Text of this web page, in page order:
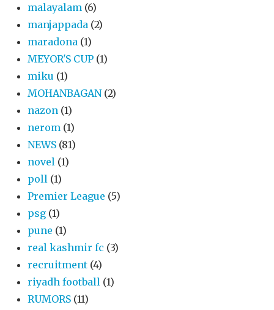
malayalam (6)
manjappada (2)
maradona (1)
MEYOR'S CUP (1)
miku (1)
MOHANBAGAN (2)
nazon (1)
nerom (1)
NEWS (81)
novel (1)
poll (1)
Premier League (5)
psg (1)
pune (1)
real kashmir fc (3)
recruitment (4)
riyadh football (1)
RUMORS (11)